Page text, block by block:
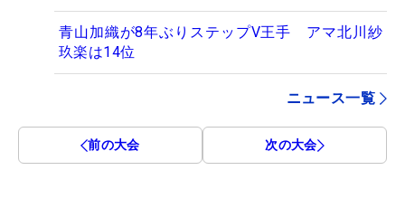
青山加織が8年ぶりステップV王手 アマ北川紗
玖楽は14位
ニュース一覧
前の大会 次の大会